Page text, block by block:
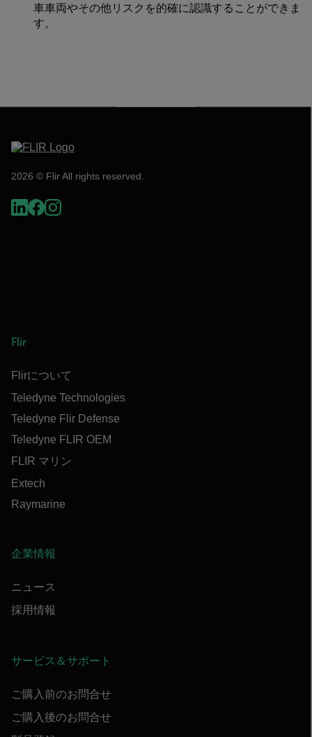
車車両やその他リスクを的確に認識することができま
す。
2026 © Flir All rights reserved.
Flir
Flirについて
Teledyne Technologies
Teledyne Flir Defense
Teledyne FLIR OEM
FLIR マリン
Extech
Raymarine
企業情報
ニュース
採用情報
サービス＆サポート
ご購入前のお問合せ
ご購入後のお問合せ